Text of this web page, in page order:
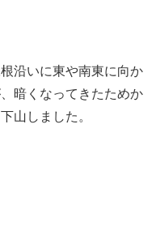
沿いに東や南東に向か
暗くなってきたためか
山しました。